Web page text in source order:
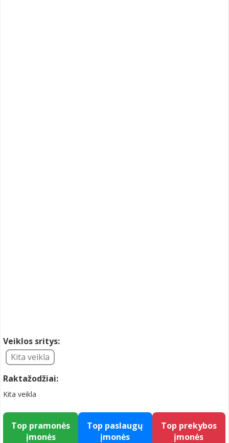
Veiklos sritys:
Kita veikla
Raktažodžiai:
Kita veikla
Top pramonės
įmonės
Top paslaugų
įmonės
Top prekybos
įmonės